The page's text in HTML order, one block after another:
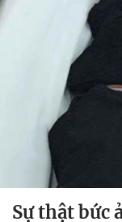
Sự thật bức